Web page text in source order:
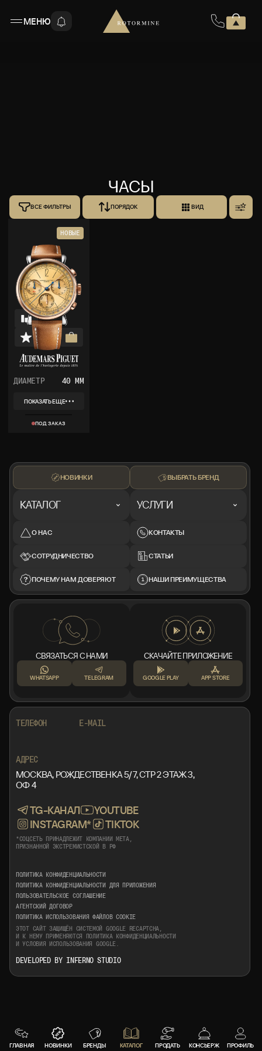
ГЛАВНАЯ НОВИНКИ БРЕНДЫ КАТАЛОГ ПРОДАТЬ КОНСЬЕРЖ ПРОФИЛЬ
МЕНЮ
ЧАСЫ
ВСЕ ФИЛЬТРЫ ПОРЯДОК ВИД
НОВЫЕ
ДИАМЕТР 40 ММ
ПОКАЗАТЬ ЕЩЕ
26595SR.OO.A032VE.01
КОЛЛЕКЦИЯ
КОМПЛЕКТ
КОРОБКА, ДОКУМЕНТЫ
ПОД ЗАКАЗ
НОВИНКИ
КАТАЛОГ
О НАС
СОТРУДНИЧЕСТВО
ПОЧЕМУ НАМ ДОВЕРЯЮТ
ВЫБРАТЬ БРЕНД
УСЛУГИ
КОНТАКТЫ
СТАТЬИ
НАШИ ПРЕИМУЩЕСТВА
СВЯЗАТЬСЯ С НАМИ
WHATSAPP TELEGRAM
СКАЧАЙТЕ ПРИЛОЖЕНИЕ
GOOGLE PLAY APP STORE
ТЕЛЕФОН E-MAIL
АДРЕС
МОСКВА, РОЖДЕСТВЕНКА 5/7, СТР 2 ЭТАЖ 3,
ОФ 4
TG-КАНАЛ
YOUTUBE
INSTAGRAM*
TIKTOK
*СОЦСЕТЬ ПРИНАДЛЕЖИТ КОМПАНИИ META,
ПРИЗНАННОЙ ЭКСТРЕМИСТСКОЙ В РФ
ПОЛИТИКА КОНФИДЕНЦИАЛЬНОСТИ
ПОЛИТИКА КОНФИДЕНЦИАЛЬНОСТИ ДЛЯ ПРИЛОЖЕНИЯ
ПОЛЬЗОВАТЕЛЬСКОЕ СОГЛАШЕНИЕ
АГЕНТСКИЙ ДОГОВОР
ПОЛИТИКА ИСПОЛЬЗОВАНИЯ ФАЙЛОВ COOKIE
ЭТОТ САЙТ ЗАЩИЩЁН СИСТЕМОЙ GOOGLE RECAPTCHA,
И К НЕМУ ПРИМЕНЯЮТСЯ
ПОЛИТИКА КОНФИДЕНЦИАЛЬНОСТИ
И УСЛОВИЯ ИСПОЛЬЗОВАНИЯ GOOGLE.
DEVELOPED BY INFERNO STUDIO